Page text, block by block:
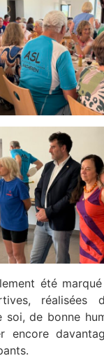
été
soi, de bonne
encore